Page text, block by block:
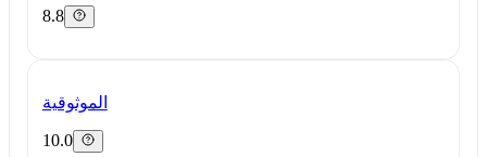
8.8
الموثوقية
10.0